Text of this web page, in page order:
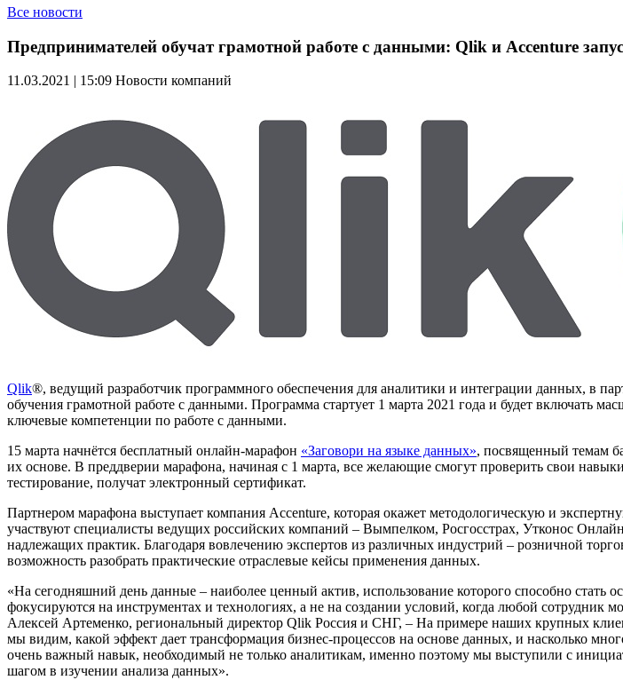
Все новости
Предпринимателей обучат грамотной работе с данными: Qlik и Accenture
11.03.2021 | 15:09 Новости компаний
Qlik®, ведущий разработчик программного обеспечения для аналитики и интеграции данных, в
обучения грамотной работе с данными. Программа стартует 1 марта 2021 года и будет включать
ключевые компетенции по работе с данными.
15 марта начнётся бесплатный онлайн-марафон «Заговори на языке данных», посвященный темам
их основе. В преддверии марафона, начиная с 1 марта, все желающие смогут проверить свои
тестирование, получат электронный сертификат.
Партнером марафона выступает компания Accenture, которая окажет методологическую и
участвуют специалисты ведущих российских компаний – Вымпелком, Росгосстрах, Утконос
надлежащих практик. Благодаря вовлечению экспертов из различных индустрий – розничной
возможность разобрать практические отраслевые кейсы применения данных.
«На сегодняшний день данные – наиболее ценный актив, использование которого способно
фокусируются на инструментах и технологиях, а не на создании условий, когда любой сотрудник
Алексей Артеменко, региональный директор Qlik Россия и СНГ, – На примере наших крупных
мы видим, какой эффект дает трансформация бизнес-процессов на основе данных, и насколько
очень важный навык, необходимый не только аналитикам, именно поэтому мы выступили с
шагом в изучении анализа данных».